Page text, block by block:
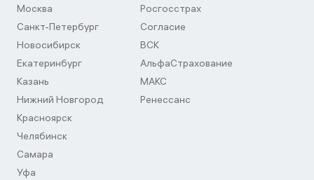
Москва
Санкт-Петербург
Новосибирск
Екатеринбург
Казань
Нижний Новгород
Красноярск
Челябинск
Самара
Уфа
Росгосстрах
Согласие
ВСК
АльфаСтрахование
МАКС
Ренессанс